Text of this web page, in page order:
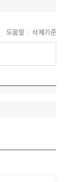
도움말 삭제기준